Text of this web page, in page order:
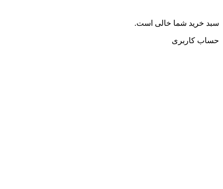
سبد خرید شما خالی است.
حساب کاربری